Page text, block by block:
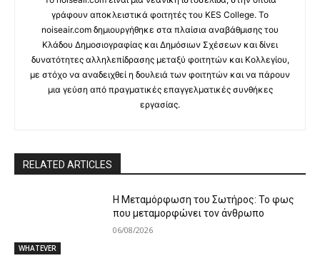
γράφουν αποκλειστικά φοιτητές του KES College. Το
noiseair.com δημιουργήθηκε στα πλαίσια αναβάθμισης του
Κλάδου Δημοσιογραφίας και Δημόσιων Σχέσεων και δίνει
δυνατότητες αλληλεπίδρασης μεταξύ φοιτητών και Κολλεγίου,
με στόχο να αναδειχθεί η δουλειά των φοιτητών και να πάρουν
μια γεύση από πραγματικές επαγγελματικές συνθήκες
εργασίας.
RELATED ARTICLES
WHATEVER
Η Μεταμόρφωση του Σωτήρος: Το φως
που μεταμορφώνει τον άνθρωπο
06/08/2026